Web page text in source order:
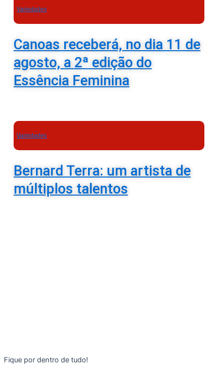
Variedades
Canoas receberá, no dia 11 de
agosto, a 2ª edição do
Essência Feminina
Variedades
Bernard Terra: um artista de
múltiplos talentos
Fique por dentro de tudo!